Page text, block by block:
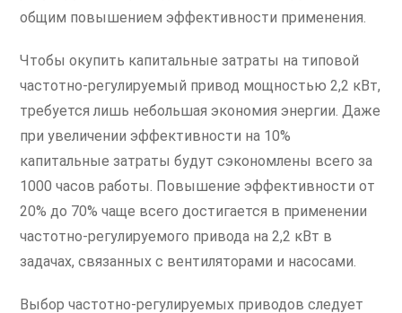
общим повышением эффективности применения.
Чтобы окупить капитальные затраты на типовой
частотно-регулируемый привод мощностью 2,2 кВт,
требуется лишь небольшая экономия энергии. Даже
при увеличении эффективности на 10%
капитальные затраты будут сэкономлены всего за
1000 часов работы. Повышение эффективности от
20% до 70% чаще всего достигается в применении
частотно-регулируемого привода на 2,2 кВт в
задачах, связанных с вентиляторами и насосами.
Выбор частотно-регулируемых приводов следует